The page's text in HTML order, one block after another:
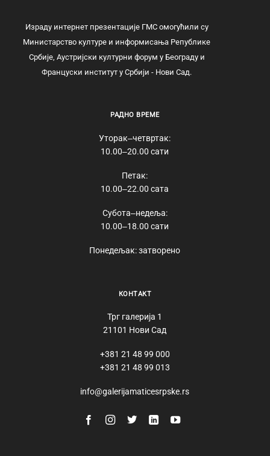
Израду интернет презентације ГМС омогућили су
Министарство културе и информисања Републике
Србије, Аустријски културни форум у Београду и
Француски институт у Србији - Нови Сад.
РАДНО ВРЕМЕ
Уторак‒четвртак:
10.00‒20.00 сати
Петак:
10.00‒22.00 сата
Субота‒недеља:
10.00‒18.00 сати
Понедељак: затворено
КОНТАКТ
Трг галерија 1
21101 Нови Сад
+381 21 48 99 000
+381 21 48 99 013
info@galerijamaticesrpske.rs